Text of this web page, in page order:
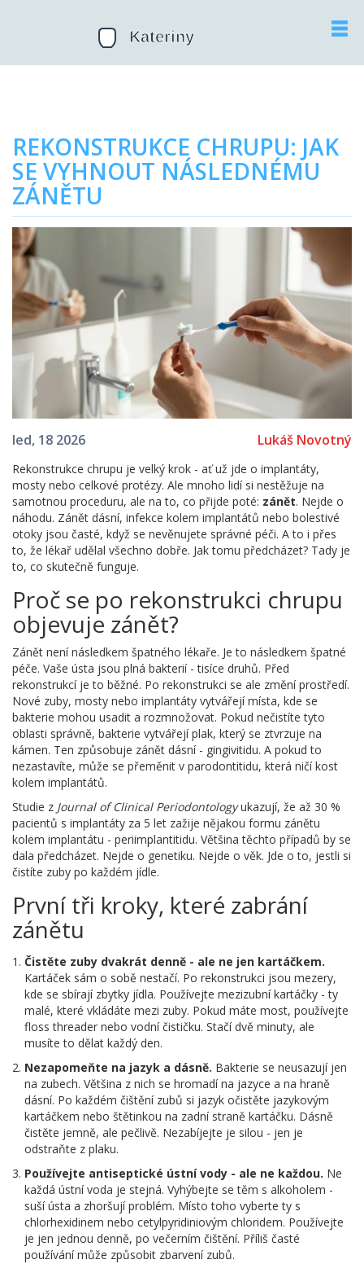
REKONSTRUKCE CHRUPU: JAK
SE VYHNOUT NÁSLEDNÉMU
ZÁNĚTU
led, 18 2026 Lukáš Novotný
Rekonstrukce chrupu je velký krok - ať už jde o implantáty,
mosty nebo celkové protézy. Ale mnoho lidí si nestěžuje na
samotnou proceduru, ale na to, co přijde poté: zánět. Nejde o
náhodu. Zánět dásní, infekce kolem implantátů nebo bolestivé
otoky jsou časté, když se nevěnujete správné péči. A to i přes
to, že lékař udělal všechno dobře. Jak tomu předcházet? Tady je
to, co skutečně funguje.
Proč se po rekonstrukci chrupu
objevuje zánět?
Zánět není následkem špatného lékaře. Je to následkem špatné
péče. Vaše ústa jsou plná bakterií - tisíce druhů. Před
rekonstrukcí je to běžné. Po rekonstrukci se ale změní prostředí.
Nové zuby, mosty nebo implantáty vytvářejí místa, kde se
bakterie mohou usadit a rozmnožovat. Pokud nečistíte tyto
oblasti správně, bakterie vytvářejí plak, který se ztvrzuje na
kámen. Ten způsobuje zánět dásní - gingivitidu. A pokud to
nezastavíte, může se přeměnit v parodontitidu, která ničí kost
kolem implantátů.
Studie z Journal of Clinical Periodontologyukazují, že až 30 %
pacientů s implantáty za 5 let zažije nějakou formu zánětu
kolem implantátu - periimplantitidu. Většina těchto případů by se
dala předcházet. Nejde o genetiku. Nejde o věk. Jde o to, jestli si
čistíte zuby po každém jídle.
První tři kroky, které zabrání
zánětu
Čistěte zuby dvakrát denně - ale ne jen kartáčkem.
Kartáček sám o sobě nestačí. Po rekonstrukci jsou mezery,
kde se sbírají zbytky jídla. Používejte mezizubní kartáčky - ty
malé, které vkládáte mezi zuby. Pokud máte most, používejte
floss threader nebo vodní čističku. Stačí dvě minuty, ale
musíte to dělat každý den.
Nezapomeňte na jazyk a dásně. Bakterie se neusazují jen
na zubech. Většina z nich se hromadí na jazyce a na hraně
dásní. Po každém čištění zubů si jazyk očistěte jazykovým
kartáčkem nebo štětinkou na zadní straně kartáčku. Dásně
čistěte jemně, ale pečlivě. Nezabíjejte je silou - jen je
odstraňte z plaku.
Používejte antiseptické ústní vody - ale ne každou. Ne
každá ústní voda je stejná. Vyhýbejte se těm s alkoholem -
suší ústa a zhoršují problém. Místo toho vyberte ty s
chlorhexidinem nebo cetylpyridiniovým chloridem. Používejte
je jen jednou denně, po večerním čištění. Příliš časté
používání může způsobit zbarvení zubů.